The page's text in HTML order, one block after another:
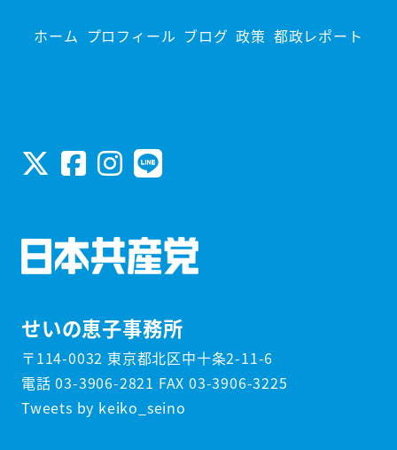
ホーム プロフィール ブログ 政策 都政レポート
せいの恵子事務所
〒114-0032 東京都北区中十条2-11-6
電話 03-3906-2821 FAX 03-3906-3225
Tweets by keiko_seino